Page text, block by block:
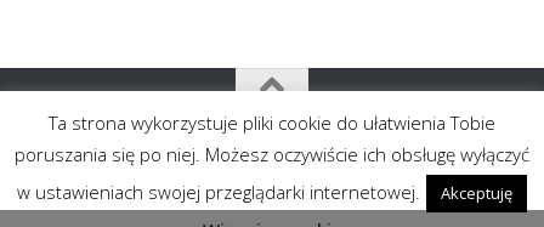
Copyright MGOK Mikstat 2011-2020
Ta strona wykorzystuje pliki cookie do ułatwienia Tobie
poruszania się po niej. Możesz oczywiście ich obsługę wyłączyć
w ustawieniach swojej przeglądarki internetowej.
Akceptuję